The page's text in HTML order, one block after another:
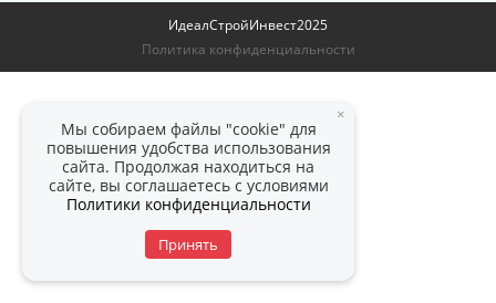
ИдеалСтройИнвест2025
Политика конфиденциальности
×
Мы собираем файлы "cookie" для
повышения удобства использования
сайта. Продолжая находиться на
сайте, вы соглашаетесь с условиями
Политики конфиденциальности
Принять